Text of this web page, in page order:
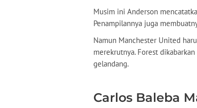
Musim ini Anderson
Penampilannya juga
Namun Manchester United
merekrutnya. Forest
gelandang.
Carlos Baleba